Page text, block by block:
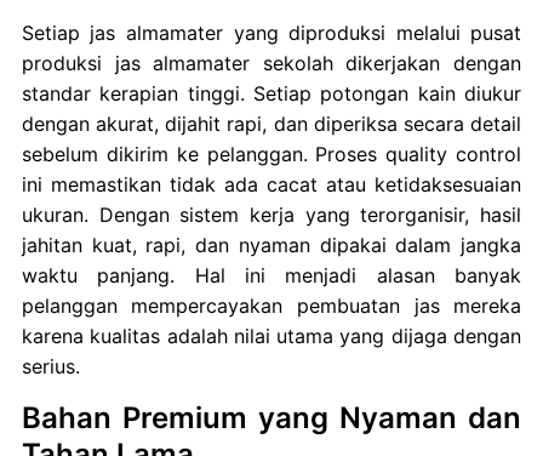
Setiap jas almamater yang diproduksi melalui pusat
produksi jas almamater sekolah dikerjakan dengan
standar kerapian tinggi. Setiap potongan kain diukur
dengan akurat, dijahit rapi, dan diperiksa secara detail
sebelum dikirim ke pelanggan. Proses quality control
ini memastikan tidak ada cacat atau ketidaksesuaian
ukuran. Dengan sistem kerja yang terorganisir, hasil
jahitan kuat, rapi, dan nyaman dipakai dalam jangka
waktu panjang. Hal ini menjadi alasan banyak
pelanggan mempercayakan pembuatan jas mereka
karena kualitas adalah nilai utama yang dijaga dengan
serius.
Bahan Premium yang Nyaman dan